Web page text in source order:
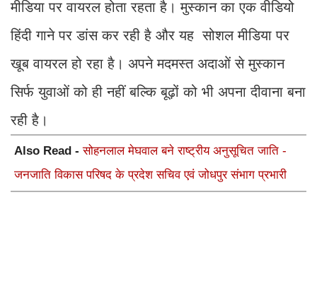
मीडिया पर वायरल होता रहता है। मुस्कान का एक वीडियो
हिंदी गाने पर डांस कर रही है और यह सोशल मीडिया पर
खूब वायरल हो रहा है। अपने मदमस्त अदाओं से मुस्कान
सिर्फ युवाओं को ही नहीं बल्कि बूढ़ों को भी अपना दीवाना बना
रही है।
Also Read -सोहनलाल मेघवाल बने राष्ट्रीय अनुसूचित जाति -
जनजाति विकास परिषद के प्रदेश सचिव एवं जोधपुर संभाग प्रभारी